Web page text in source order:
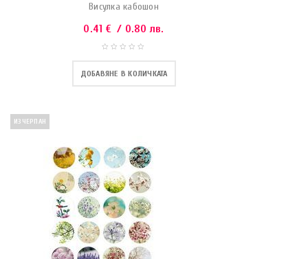
Висулка кабошон
0.41 € / 0.80 лв.
ДОБАВЯНЕ В КОЛИЧКАТА
ИЗЧЕРПАН